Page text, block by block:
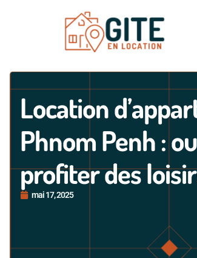
Location
Phnom Penh :
profiter des
mai 17, 2025